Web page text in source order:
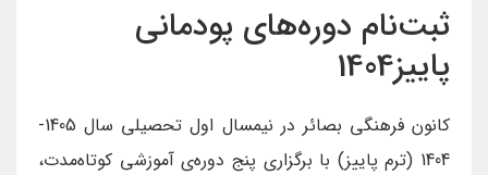
ثبت‌نام دوره‌های پودمانی
پاییز1404
کانون فرهنگی بصائر در نیمسال اول تحصیلی سال 1405-
1404 (ترم پاییز) با برگزاری پنج دوره‌ی آموزشی کوتاه‌مدت،